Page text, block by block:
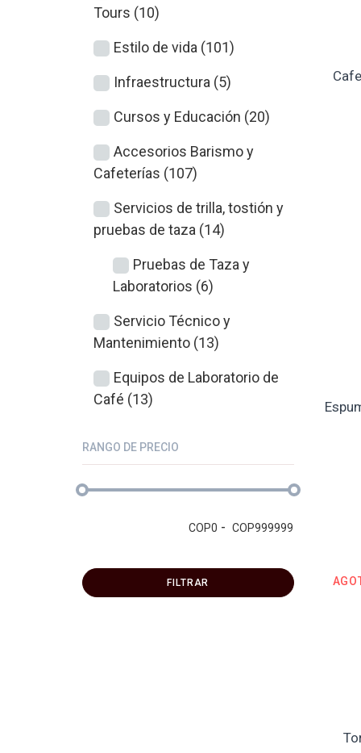
Tours (10)
Estilo de vida (101)
Infraestructura (5)
Cursos y Educación (20)
Accesorios Barismo y
Cafeterías (107)
Servicios de trilla, tostión y
pruebas de taza (14)
Pruebas de Taza y
Laboratorios (6)
Servicio Técnico y
Mantenimiento (13)
Equipos de Laboratorio de
Café (13)
RANGO DE PRECIO
COP0 - COP999999
FILTRAR